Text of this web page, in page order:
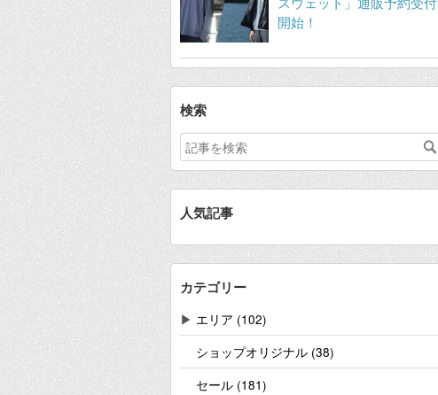
開始！
検索
人気記事
カテゴリー
▶ エリア (102)
ショップオリジナル (38)
セール (181)